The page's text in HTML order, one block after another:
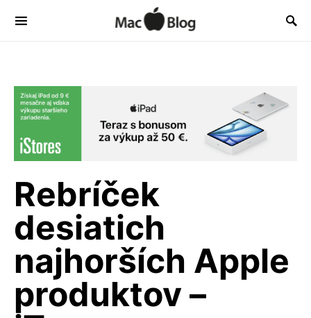
Rebríček
desiatich
najhorších Apple
produktov –